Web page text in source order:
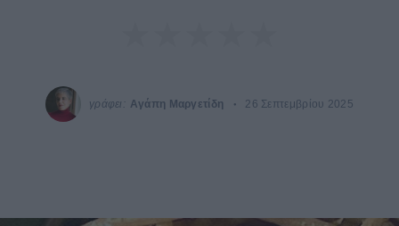
γράφει: Αγάπη Μαργετίδη 26 Σεπτεμβρίου 2025